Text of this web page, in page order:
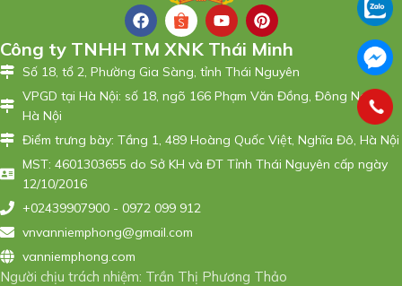
Công ty TNHH TM XNK Thái Minh
Số 18, tổ 2, Phường Gia Sàng, tỉnh Thái Nguyên
VPGD tại Hà Nội: số 18, ngõ 166 Phạm Văn Đồng, Đông Ngạc,
Hà Nội
Điểm trưng bày: Tầng 1, 489 Hoàng Quốc Việt, Nghĩa Đô, Hà Nội
MST: 4601303655 do Sở KH và ĐT Tỉnh Thái Nguyên cấp ngày
12/10/2016
+02439907900 - 0972 099 912
vnvanniemphong@gmail.com
vanniemphong.com
Người chịu trách nhiệm: Trần Thị Phương Thảo